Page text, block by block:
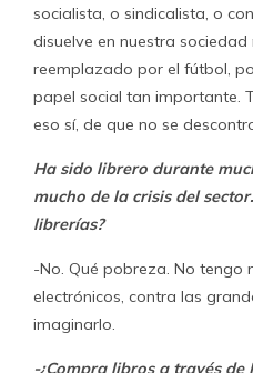
socialista, o sindicalista, o
disuelve en nuestra sociedad
reemplazado por el fútbol,
papel social tan importante.
eso sí, de que no se
Ha sido librero durante
mucho de la crisis del
librerías?
-No. Qué pobreza. No tengo
electrónicos, contra las
imaginarlo.
-¿Compra libros a través de